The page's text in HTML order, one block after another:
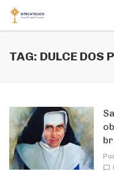
TAG: DULCE DOS